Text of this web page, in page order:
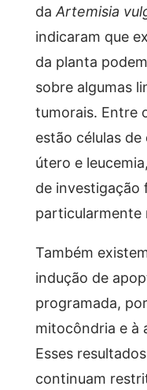
daArtemisia
indicaram que
da planta
sobre algumas
tumorais. Entre
estão células
útero e
de investigação
particularmente
Também
indução de
programada,
mitocôndria e à
Esses
continuam